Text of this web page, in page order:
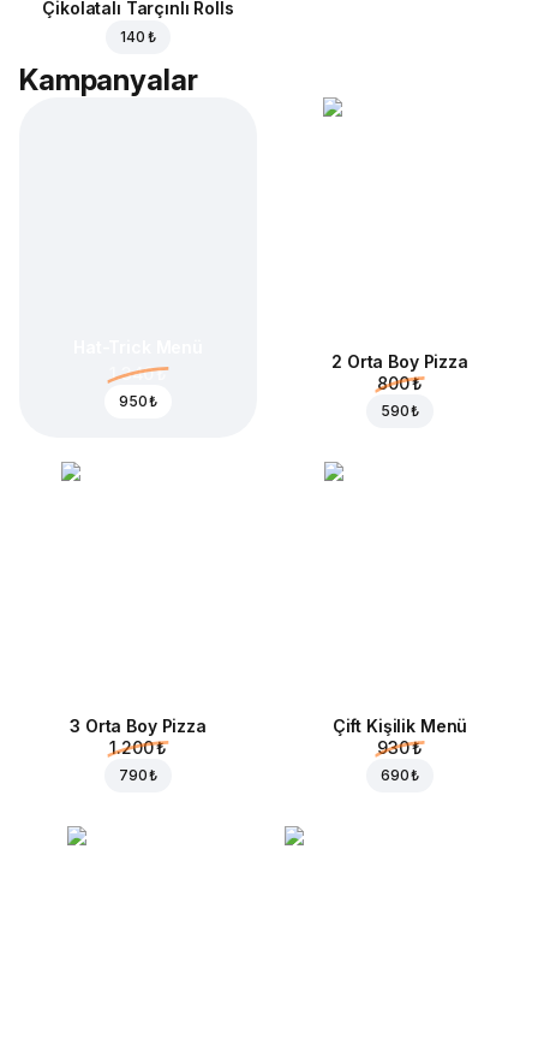
Çikolatalı Tarçınlı Rolls
140 ₺
Kampanyalar
1.340 ₺
950 ₺
2 Orta Boy Pizza
800 ₺
590 ₺
3 Orta Boy Pizza
1.200 ₺
790 ₺
Çift Kişilik Menü
930 ₺
690 ₺